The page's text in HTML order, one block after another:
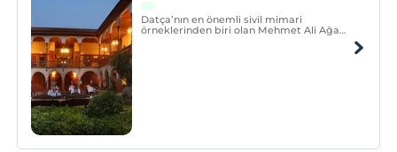
Datça’nın en önemli sivil mimari
örneklerinden biri olan Mehmet Ali Ağa
Konağı, yaklaşık 200 yıl boyunca Tuhfezade
ailesinin malikanesi olarak bölgenin sosyo-